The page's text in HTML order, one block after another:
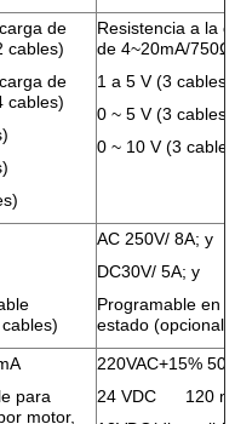
de
cables)
de
cables)
Resistencia a la
de 4~20mA/750Ω
1 a 5 V (3 cables)
0 ~ 5 V (3 cables)
0 ~ 10 V (3
AC 250V/ 8A; y
DC30V/ 5A; y
Programable en
estado (opcional)
para
motor,
220VAC+15% 50
24 VDC
120